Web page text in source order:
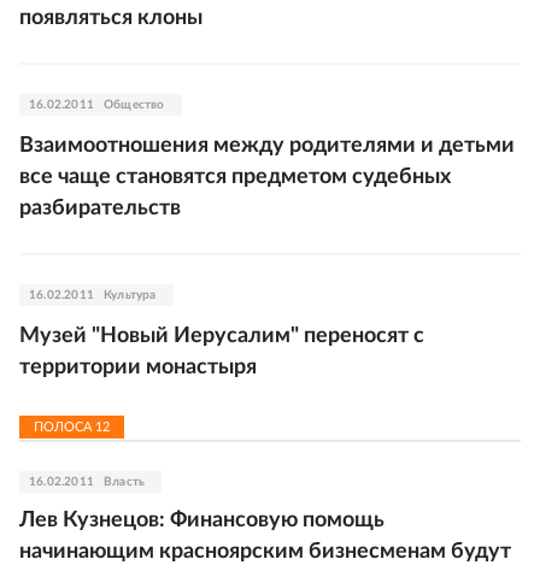
появляться клоны
16.02.2011 Общество
Взаимоотношения между родителями и детьми
все чаще становятся предметом судебных
разбирательств
16.02.2011 Культура
Музей "Новый Иерусалим" переносят с
территории монастыря
ПОЛОСА 12
16.02.2011 Власть
Лев Кузнецов: Финансовую помощь
начинающим красноярским бизнесменам будут